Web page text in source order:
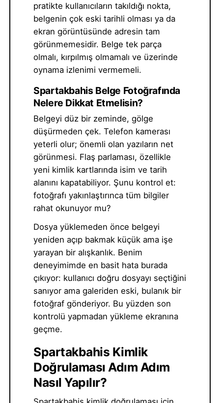
pratikte kullanıcıların takıldığı nokta,
belgenin çok eski tarihli olması ya da
ekran görüntüsünde adresin tam
görünmemesidir. Belge tek parça
olmalı, kırpılmış olmamalı ve üzerinde
oynama izlenimi vermemeli.
Spartakbahis Belge Fotoğrafında
Nelere Dikkat Etmelisin?
Belgeyi düz bir zeminde, gölge
düşürmeden çek. Telefon kamerası
yeterli olur; önemli olan yazıların net
görünmesi. Flaş parlaması, özellikle
yeni kimlik kartlarında isim ve tarih
alanını kapatabiliyor. Şunu kontrol et:
fotoğrafı yakınlaştırınca tüm bilgiler
rahat okunuyor mu?
Dosya yüklemeden önce belgeyi
yeniden açıp bakmak küçük ama işe
yarayan bir alışkanlık. Benim
deneyimimde en basit hata burada
çıkıyor: kullanıcı doğru dosyayı seçtiğini
sanıyor ama galeriden eski, bulanık bir
fotoğraf gönderiyor. Bu yüzden son
kontrolü yapmadan yükleme ekranına
geçme.
Spartakbahis Kimlik
Doğrulaması Adım Adım
Nasıl Yapılır?